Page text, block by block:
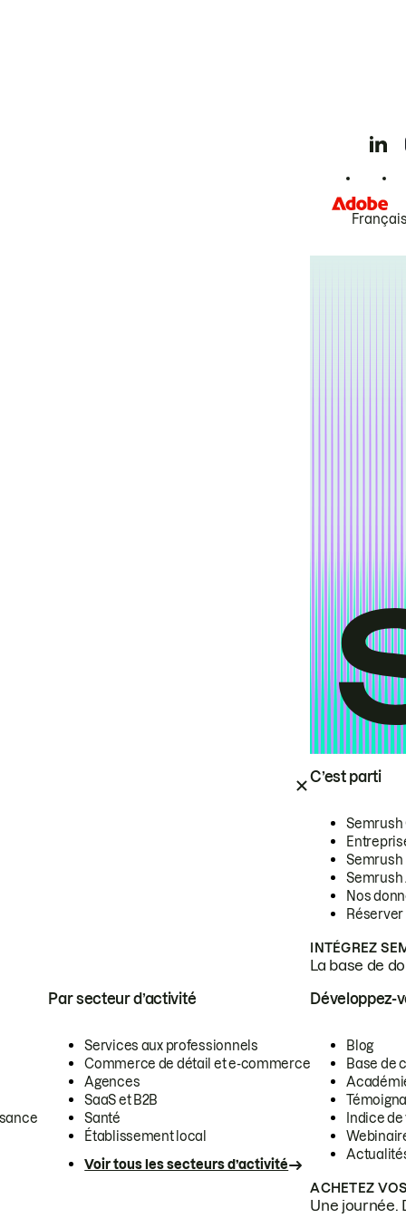
C’est parti
Semrush
Semrush
Semrush
Nos
INTÉGREZ
La base de
Par secteur d’activité
Services aux professionnels
Commerce de détail et e-commerce
Agences
SaaS et B2B
Santé
Établissement local
Voir tous les secteurs d’activité
Développez-
Blog
Base de
Indice
ACHETEZ
Une journée.